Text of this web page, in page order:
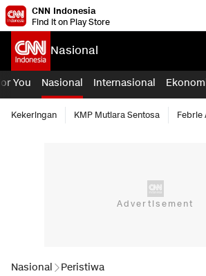
CNN Indonesia
Find it on Play Store
Nasional
You Nasional Internasional
Kekeringan KMP Mutiara Sentosa Febrie
Nasional Peristiwa